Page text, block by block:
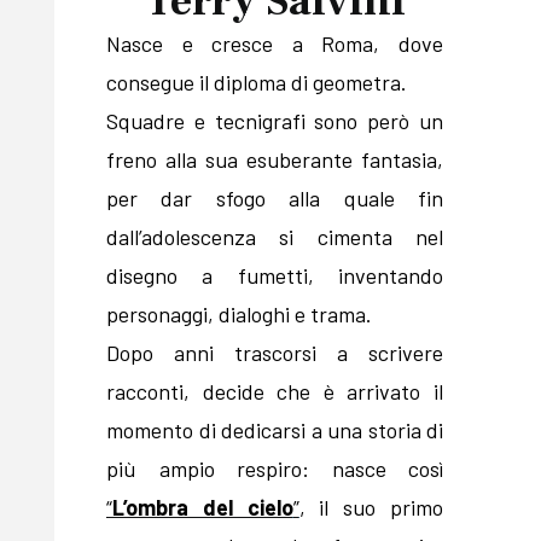
Nasce e cresce a Roma, dove
consegue il diploma di geometra.
Squadre e tecnigrafi sono però un
freno alla sua esuberante fantasia,
per dar sfogo alla quale fin
dall’adolescenza si cimenta nel
disegno a fumetti, inventando
personaggi, dialoghi e trama.
Dopo anni trascorsi a scrivere
racconti, decide che è arrivato il
momento di dedicarsi a una storia di
più ampio respiro: nasce così
“L’ombra del cielo”, il suo primo